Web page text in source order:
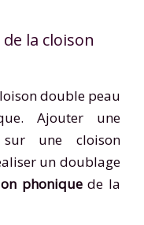
la cloison
double peau
Ajouter une
sur une cloison
un doublage
phoniquede la